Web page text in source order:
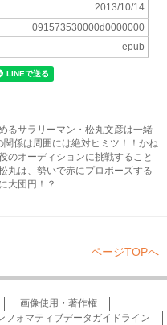
2013/10/14
091573530000d0000000
epub
るサラリーマン・松丸文彦は一緒
係は周囲には絶対ヒミツ！！かね
のオーディションに挑戦すること
丸は、勢いで赤にプロポーズする
大団円！？
ページTOPへ
画像使用・著作権
フォマティブデータガイドライン